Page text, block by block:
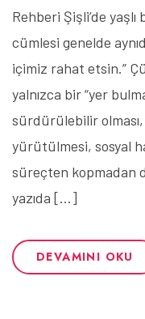
Rehberi Şişli’de
cümlesi genelde
içimiz rahat etsin.”
yalnızca bir “yer
sürdürülebilir
yürütülmesi, sosyal
süreçten kopmadan
yazıda […]
DEVAMINI OKU